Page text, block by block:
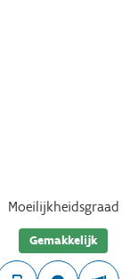
Moeilijkheidsgraad
Gemakkelijk